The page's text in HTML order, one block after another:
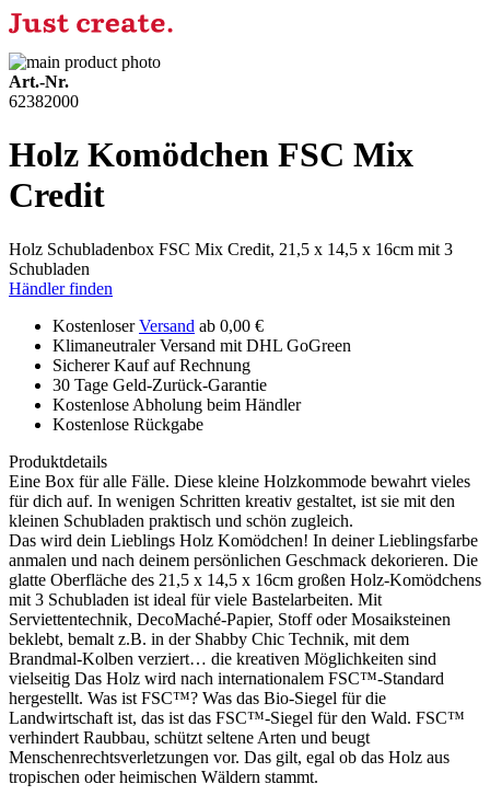
Art.-Nr.
62382000
Holz Komödchen FSC Mix
Credit
Holz Schubladenbox FSC Mix Credit, 21,5 x 14,5 x 16cm mit 3
Schubladen
Händler finden
KostenloserVersand ab 0,00 €
Klimaneutraler Versand mit DHL GoGreen
Sicherer Kauf auf Rechnung
30 Tage Geld-Zurück-Garantie
Kostenlose Abholung beim Händler
Kostenlose Rückgabe
Produktdetails
Eine Box für alle Fälle. Diese kleine Holzkommode bewahrt vieles
für dich auf. In wenigen Schritten kreativ gestaltet, ist sie mit den
kleinen Schubladen praktisch und schön zugleich.
Das wird dein Lieblings Holz Komödchen! In deiner Lieblingsfarbe
anmalen und nach deinem persönlichen Geschmack dekorieren. Die
glatte Oberfläche des 21,5 x 14,5 x 16cm großen Holz-Komödchens
mit 3 Schubladen ist ideal für viele Bastelarbeiten. Mit
Serviettentechnik, DecoMaché-Papier, Stoff oder Mosaiksteinen
beklebt, bemalt z.B. in der Shabby Chic Technik, mit dem
Brandmal-Kolben verziert… die kreativen Möglichkeiten sind
vielseitig Das Holz wird nach internationalem FSC™-Standard
hergestellt. Was ist FSC™? Was das Bio-Siegel für die
Landwirtschaft ist, das ist das FSC™-Siegel für den Wald. FSC™
verhindert Raubbau, schützt seltene Arten und beugt
Menschenrechtsverletzungen vor. Das gilt, egal ob das Holz aus
tropischen oder heimischen Wäldern stammt.